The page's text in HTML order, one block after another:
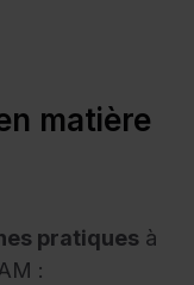
matière
pratiques à
: